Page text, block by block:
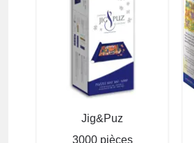
Jig&Puz
3000 pièces